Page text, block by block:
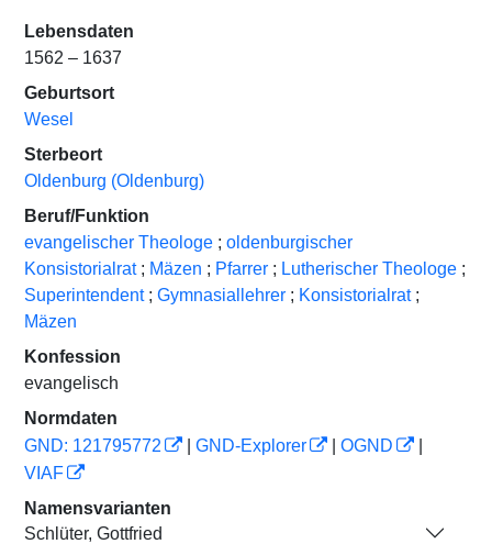
Lebensdaten
1562 – 1637
Geburtsort
Wesel
Sterbeort
Oldenburg (Oldenburg)
Beruf/Funktion
evangelischer Theologe ; oldenburgischer
Konsistorialrat ; Mäzen ; Pfarrer ; Lutherischer Theologe ;
Superintendent ; Gymnasiallehrer ; Konsistorialrat ;
Mäzen
Konfession
evangelisch
Normdaten
GND: 121795772
GND-Explorer OGND
VIAF
Namensvarianten
Schlüter, Gottfried